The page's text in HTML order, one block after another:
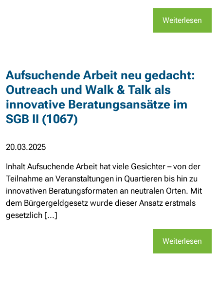
Weiterlesen
Aufsuchende Arbeit neu gedacht:
Outreach und Walk & Talk als
innovative Beratungsansätze im
SGB II (1067)
20.03.2025
Inhalt Aufsuchende Arbeit hat viele Gesichter – von der
Teilnahme an Veranstaltungen in Quartieren bis hin zu
innovativen Beratungsformaten an neutralen Orten. Mit
dem Bürgergeldgesetz wurde dieser Ansatz erstmals
gesetzlich [...]
Weiterlesen